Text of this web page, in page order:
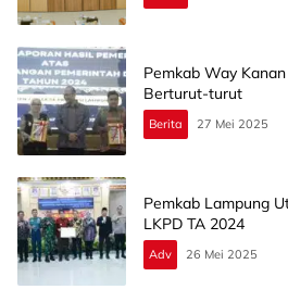
Pemkab Way
Berturut-turut
Berita 27 Mei 2025
Pemkab Lampung
LKPD TA 2024
Adv 26 Mei 2025